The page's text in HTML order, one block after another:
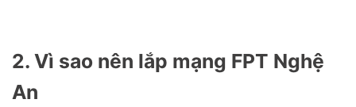
2. Vì sao nên lắp mạng FPT Nghệ
An